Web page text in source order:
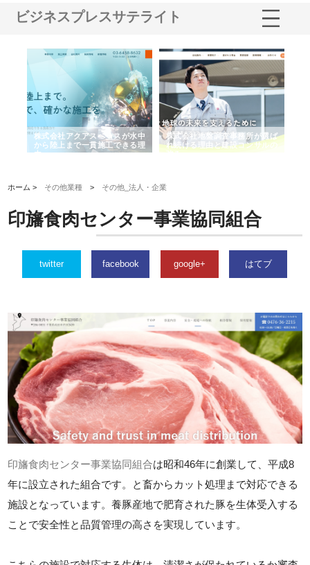
ビジネスプレスサテライト
株式会社アクアスペースが水中
から陸上まで一貫施工できる理
由
株式会社地盤調査事務所が選ば
れ続ける理由と建設コンサルの
強み
ホーム > その他業種 > その他_法人・企業
印旛食肉センター事業協同組合
twitter facebook google+ はてブ
印旛食肉センター事業協同組合は昭和46年に創業して、平成8
年に設立された組合です。と畜からカット処理まで対応できる
施設となっています。養豚産地で肥育された豚を生体受入する
ことで安全性と品質管理の高さを実現しています。